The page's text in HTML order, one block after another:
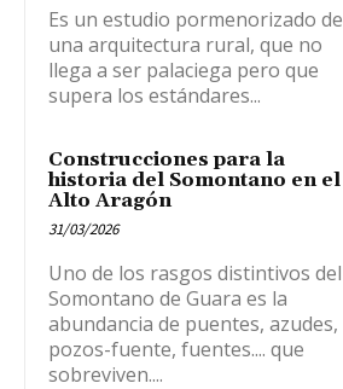
Es un estudio pormenorizado de
una arquitectura rural, que no
llega a ser palaciega pero que
supera los estándares...
Construcciones para la
historia del Somontano en el
Alto Aragón
31/03/2026
Uno de los rasgos distintivos del
Somontano de Guara es la
abundancia de puentes, azudes,
pozos-fuente, fuentes.... que
sobreviven....